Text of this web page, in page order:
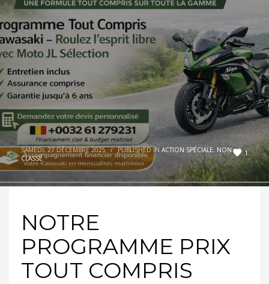
1
SAMEDI, 27 DÉCEMBRE 2025 / PUBLISHED IN ACTION SPÉCIALE, NON
CLASSÉ
NOTRE
PROGRAMME PRIX
TOUT COMPRIS